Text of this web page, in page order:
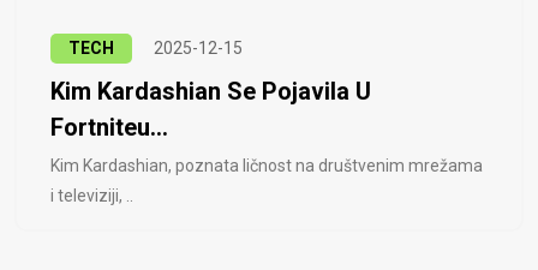
TECH 2025-12-15
Kim Kardashian Se Pojavila U
Fortniteu...
Kim Kardashian, poznata ličnost na društvenim mrežama
i televiziji, ..